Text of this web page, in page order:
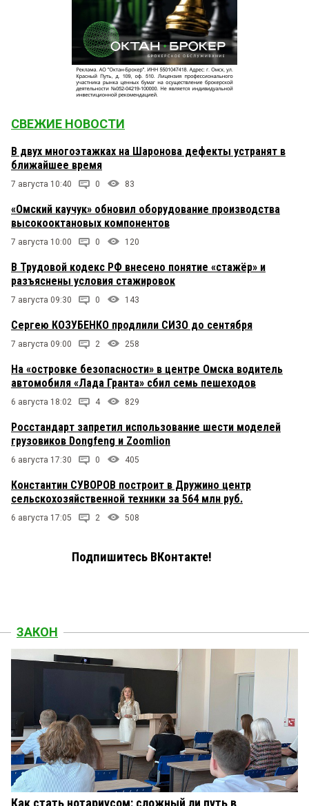
СВЕЖИЕ НОВОСТИ
В двух многоэтажках на Шаронова дефекты устранят в
ближайшее время
7 августа 10:40 0 83
«Омский каучук» обновил оборудование производства
высокооктановых компонентов
7 августа 10:00 0 120
В Трудовой кодекс РФ внесено понятие «стажёр» и
разъяснены условия стажировок
7 августа 09:30 0 143
Сергею КОЗУБЕНКО продлили СИЗО до сентября
7 августа 09:00 2 258
На «островке безопасности» в центре Омска водитель
автомобиля «Лада Гранта» сбил семь пешеходов
6 августа 18:02 4 829
Росстандарт запретил использование шести моделей
грузовиков Dongfeng и Zoomlion
6 августа 17:30 0 405
Константин СУВОРОВ построит в Дружино центр
сельскохозяйственной техники за 564 млн руб.
6 августа 17:05 2 508
Подпишитесь ВКонтакте!
ЗАКОН
Как стать нотариусом: сложный ли путь в